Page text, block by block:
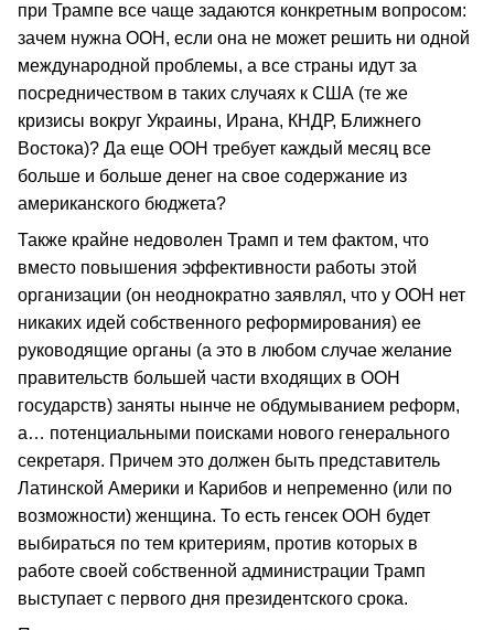
при Трампе все чаще задаются конкретным вопросом:
зачем нужна ООН, если она не может решить ни одной
международной проблемы, а все страны идут за
посредничеством в таких случаях к США (те же
кризисы вокруг Украины, Ирана, КНДР, Ближнего
Востока)? Да еще ООН требует каждый месяц все
больше и больше денег на свое содержание из
американского бюджета?
Также крайне недоволен Трамп и тем фактом, что
вместо повышения эффективности работы этой
организации (он неоднократно заявлял, что у ООН нет
никаких идей собственного реформирования) ее
руководящие органы (а это в любом случае желание
правительств большей части входящих в ООН
государств) заняты нынче не обдумыванием реформ,
а… потенциальными поисками нового генерального
секретаря. Причем это должен быть представитель
Латинской Америки и Карибов и непременно (или по
возможности) женщина. То есть генсек ООН будет
выбираться по тем критериям, против которых в
работе своей собственной администрации Трамп
выступает с первого дня президентского срока.